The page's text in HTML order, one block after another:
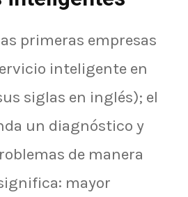
primeras empresas
inteligente en
siglas en inglés); el
un diagnóstico y
de manera
mayor